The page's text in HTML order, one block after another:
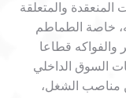
المنعقدة والمتعلقة
خاصة الطماطم
قطاعا
السوق الداخلي
مناصب الشغل،